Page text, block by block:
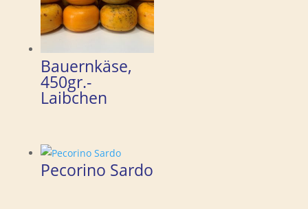
Bauernkäse,
450gr.-
Laibchen
Pecorino Sardo